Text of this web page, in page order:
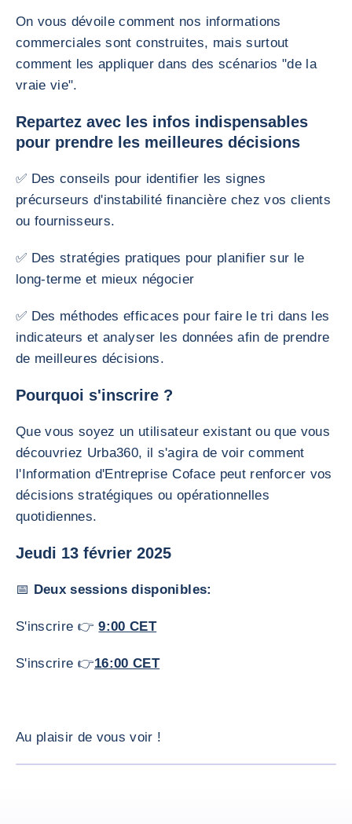
On vous dévoile comment nos informations
commerciales sont construites, mais surtout
comment les appliquer dans des scénarios "de la
vraie vie".
​Repartez avec les infos indispensables
pour prendre les meilleures décisions​
✅ Des conseils pour identifier les signes
précurseurs d'instabilité financière chez vos clients
ou fournisseurs.
✅ Des stratégies pratiques pour planifier sur le
long-terme et mieux négocier
✅ Des méthodes efficaces pour faire le tri dans les
indicateurs et analyser les données afin de prendre
de meilleures décisions.
Pourquoi s'inscrire ?
Que vous soyez un utilisateur existant ou que vous
découvriez Urba360, il s'agira de voir comment
l'Information d'Entreprise Coface peut renforcer vos
décisions stratégiques ou opérationnelles
quotidiennes.
Jeudi 13 février 2025
📅 Deux sessions disponibles:
S'inscrire 👉9:00 CET
S'inscrire 👉16:00 CET
Au plaisir de vous voir !